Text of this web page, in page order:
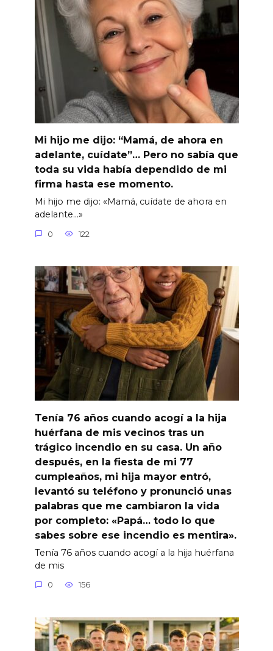
Mi hijo me dijo: “Mamá, de ahora en
adelante, cuídate”… Pero no sabía que
toda su vida había dependido de mi
firma hasta ese momento.
Mi hijo me dijo: «Mamá, cuídate de ahora en
adelante…»
0 122
Tenía 76 años cuando acogí a la hija
huérfana de mis vecinos tras un
trágico incendio en su casa. Un año
después, en la fiesta de mi 77
cumpleaños, mi hija mayor entró,
levantó su teléfono y pronunció unas
palabras que me cambiaron la vida
por completo: «Papá… todo lo que
sabes sobre ese incendio es mentira».
Tenía 76 años cuando acogí a la hija huérfana
de mis
0 156